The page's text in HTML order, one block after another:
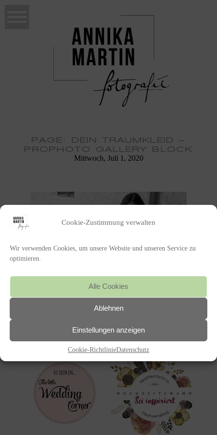
Cookie-Zustimmung verwalten
Wir verwenden Cookies, um unsere Website und unseren Service zu
optimieren.
Alle Cookies
Ablehnen
Einstellungen anzeigen
Cookie-RichtlinieDatenschutz
PAGE: DEIN TRAUMKLEID –
PROPHOTO GALLERY BLOCK
Mittwoch, Juli 1, 2020
Featured on